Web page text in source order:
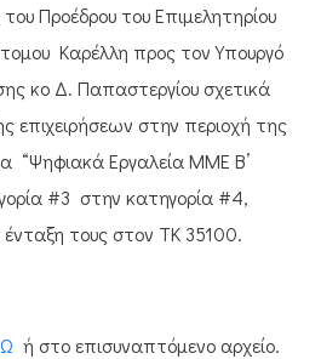
Προέδρου του Επιμελητηρίου
Καρέλλη προς τον Υπουργό
κο Δ. Παπαστεργίου σχετικά
επιχειρήσεων στην περιοχή της
“Ψηφιακά Εργαλεία ΜΜΕ Β’
#3 στην κατηγορία #4,
τους στον ΤΚ 35100.
ή στο επισυναπτόμενο αρχείο.